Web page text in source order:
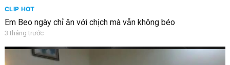
CLIP HOT
Em Beo ngày chỉ ăn với chịch mà vẫn không béo
3 tháng trước